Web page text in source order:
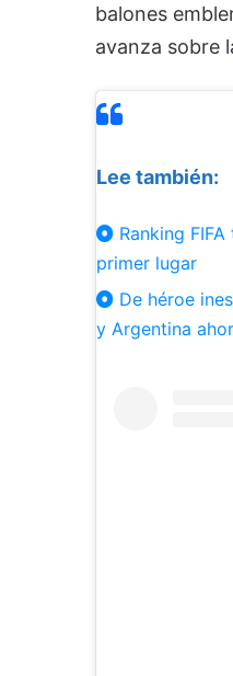
balones
avanza sobre
Lee también:
Ranking
primer lugar
De héroe
y Argentina